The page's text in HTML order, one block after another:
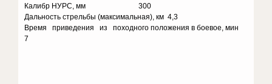
Калибр НУРС, мм 300
Дальность стрельбы (максимальная), км 4,3
Время приведения из походного положения в боевое, мин
7